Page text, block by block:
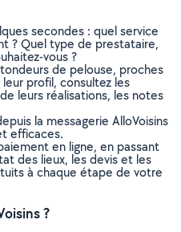
secondes : quel service
? Quel type de prestataire,
vous ?
de pelouse, proches
profil, consultez les
leurs réalisations, les notes
la messagerie AlloVoisins
efficaces.
en ligne, en passant
des lieux, les devis et les
à chaque étape de votre
?